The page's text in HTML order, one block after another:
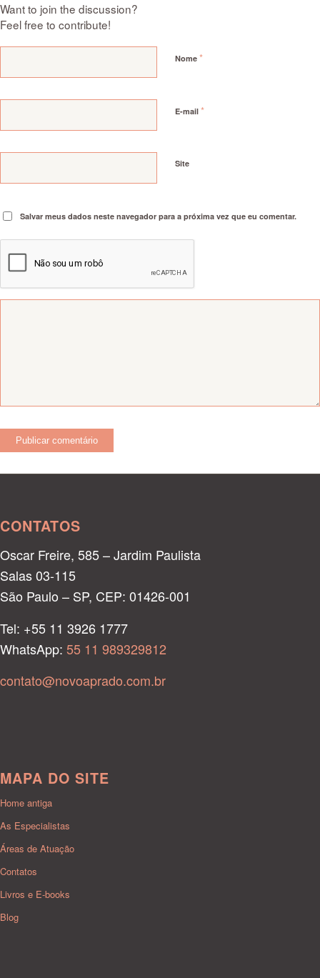
Want to join the discussion?
Feel free to contribute!
Nome *
E-mail *
Site
Salvar meus dados neste navegador para a próxima vez que eu comentar.
CONTATOS
Oscar Freire, 585 – Jardim Paulista
Salas 03-115
São Paulo – SP, CEP: 01426-001
Tel: +55 11 3926 1777
WhatsApp: 55 11 989329812
contato@novoaprado.com.br
MAPA DO SITE
Home antiga
As Especialistas
Áreas de Atuação
Contatos
Livros e E-books
Blog